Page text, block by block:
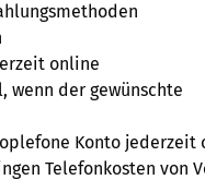
online
wenn der gewünschte
Konto jederzeit
Telefonkosten von